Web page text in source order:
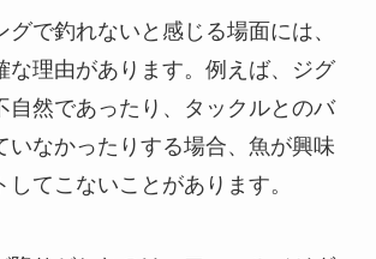
グで釣れないと感じる場面には、
な理由があります。例えば、ジグ
自然であったり、タックルとのバ
いなかったりする場合、魚が興味
してこないことがあります。